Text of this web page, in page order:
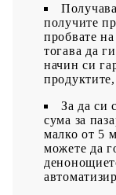
получите
пробвате
тогава да
начин си
За да си
сума за
малко от 5
можете да